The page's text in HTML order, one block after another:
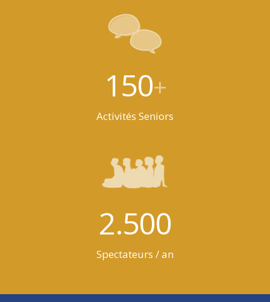
150+
Activités Seniors
2.500
Spectateurs / an